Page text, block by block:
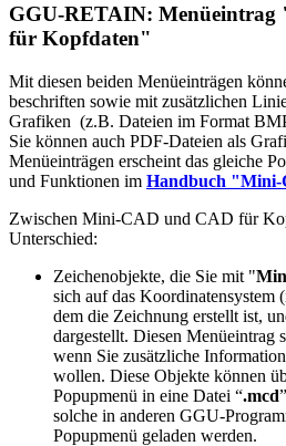
GGU-RETAIN:
für Kopfdaten"
Mit diesen beiden Menüeinträgen
beschriften sowie mit zusätzlichen
Grafiken (z.B. Dateien im Format
Sie können auch PDF-Dateien als
Menüeinträgen erscheint das gleiche
und Funktionen im Handbuch
Zwischen Mini-CAD und CAD für
Unterschied:
Zeichenobjekte, die Sie mit "
sich auf das
dem die Zeichnung erstellt ist,
dargestellt. Diesen Menüeintrag
wenn Sie zusätzliche
wollen. Diese Objekte können
Popupmenü in eine Datei “.mcd
solche in anderen GGU-
Popupmenü geladen werden.